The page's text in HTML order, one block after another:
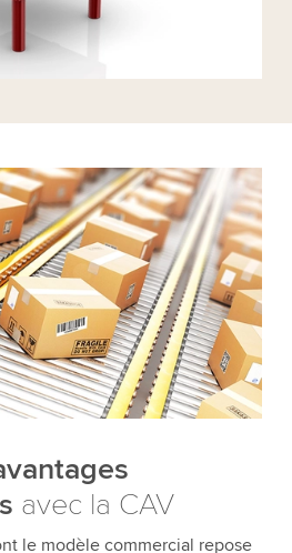
avec la CAV
le modèle commercial repose